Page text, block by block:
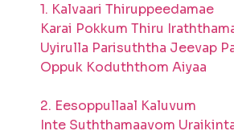
1. Kalvaari Thiruppeedamae
Karai Pokkum Thiru
Uyirulla Parisuththa Jeevap
Oppuk Koduththom Aiyaa
2. Eesoppullaal Kaluvum
Inte Suththamaavom